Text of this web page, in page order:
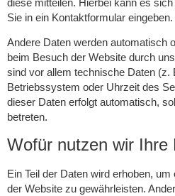
Sie in ein Kontaktformular eingeben.
Andere Daten werden automatisch
beim Besuch der Website durch
sind vor allem technische Daten (z.
Betriebssystem oder Uhrzeit des
dieser Daten erfolgt automatisch,
betreten.
Wofür nutzen wir Ihre
Ein Teil der Daten wird erhoben,
der Website zu gewährleisten.